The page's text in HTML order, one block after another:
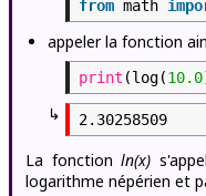
from math
appeler la fonction
print (log(10.0
↳
La fonction ln(x)
logarithme népérien et